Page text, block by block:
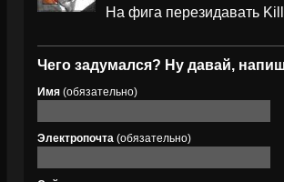
На фига перезидавать
Чего задумался? Ну давай,
Имя (обязательно)
Электропочта (обязательно)